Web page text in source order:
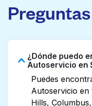
¿Dónde puedo
Autoservicio en
Puedes
Autoservicio
Hills,